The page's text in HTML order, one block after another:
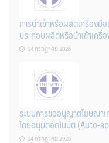
การนำเข้าหรือผลิตเครื่องมื
ประกอบผลิตหรือนำเข้าเค
14 กรกฎาคม 2026
ระบบการขออนุญาตโฆษณา
โดยอนุมัติอัตโนมัติ (Auto-
14 กรกฎาคม 2026